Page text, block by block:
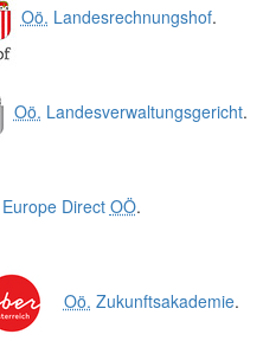
Oö. Landesrechnungshof.
Oö. Landesverwaltungsgericht.
Europe Direct OÖ.
Oö. Zukunftsakademie.